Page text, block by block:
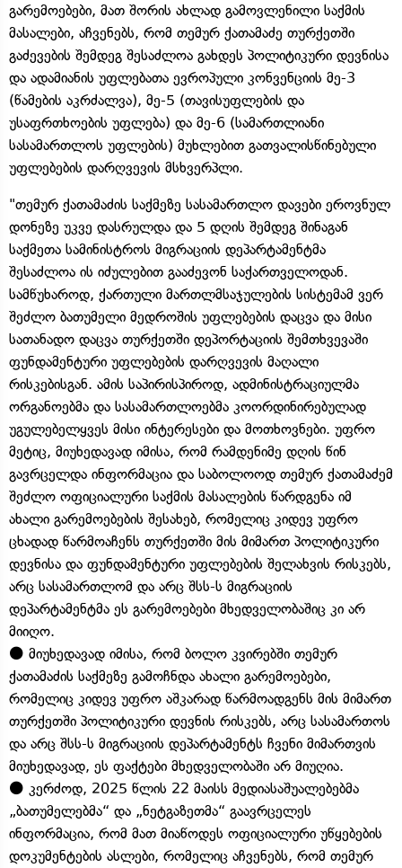
გარემოებები, მათ შორის ახლად გამოვლენილი საქმის
მასალები, აჩვენებს, რომ თემურ ქათამაძე თურქეთში
გაძევების შემდეგ შესაძლოა გახდეს პოლიტიკური დევნისა
და ადამიანის უფლებათა ევროპული კონვენციის მე-3
(წამების აკრძალვა), მე-5 (თავისუფლების და
უსაფრთხოების უფლება) და მე-6 (სამართლიანი
სასამართლოს უფლების) მუხლებით გათვალისწინებული
უფლებების დარღვევის მსხვერპლი.
"თემურ ქათამაძის საქმეზე სასამართლო დავები ეროვნულ
დონეზე უკვე დასრულდა და 5 დღის შემდეგ შინაგან
საქმეთა სამინისტროს მიგრაციის დეპარტამენტმა
შესაძლოა ის იძულებით გააძევონ საქართველოდან.
სამწუხაროდ, ქართული მართლმსაჯულების სისტემამ ვერ
შეძლო ბათუმელი მედროშის უფლებების დაცვა და მისი
სათანადო დაცვა თურქეთში დეპორტაციის შემთხვევაში
ფუნდამენტური უფლებების დარღვევის მაღალი
რისკებისგან. ამის საპირისპიროდ, ადმინისტრაციულმა
ორგანოებმა და სასამართლოებმა კოორდინირებულად
უგულებელყვეს მისი ინტერესები და მოთხოვნები. უფრო
მეტიც, მიუხედავად იმისა, რომ რამდენიმე დღის წინ
გავრცელდა ინფორმაცია და საბოლოოდ თემურ ქათამაძემ
შეძლო ოფიციალური საქმის მასალების წარდგენა იმ
ახალი გარემოებების შესახებ, რომელიც კიდევ უფრო
ცხადად წარმოაჩენს თურქეთში მის მიმართ პოლიტიკური
დევნისა და ფუნდამენტური უფლებების შელახვის რისკებს,
არც სასამართლომ და არც შსს-ს მიგრაციის
დეპარტამენტმა ეს გარემოებები მხედველობაშიც კი არ
მიიღო.
⚫️ მიუხედავად იმისა, რომ ბოლო კვირებში თემურ
ქათამაძის საქმეზე გამოჩნდა ახალი გარემოებები,
რომელიც კიდევ უფრო აშკარად წარმოადგენს მის მიმართ
თურქეთში პოლიტიკური დევნის რისკებს, არც სასამართოს
და არც შსს-ს მიგრაციის დეპარტამენტს ჩვენი მიმართვის
მიუხედავად, ეს ფაქტები მხედველობაში არ მიუღია.
⚫️ კერძოდ, 2025 წლის 22 მაისს მედიასაშუალებებმა
„ბათუმელებმა“ და „ნეტგაზეთმა“ გაავრცელეს
ინფორმაცია, რომ მათ მიაწოდეს ოფიციალური უწყებების
დოკუმენტების ასლები, რომელიც აჩვენებს, რომ თემურ